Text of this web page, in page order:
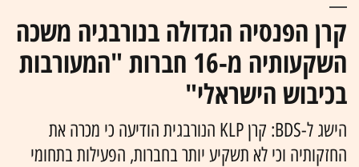
קרן הפנסיה הגדולה בנורבגיה משכה
השקעותיה מ-16 חברות "המעורבות
בכיבוש הישראלי"
הישג ל-BDS: קרן KLP הנורבגית הודיעה כי מכרה את
החזקותיה וכי לא תשקיע יותר בחברות, הפעילות בתחומי